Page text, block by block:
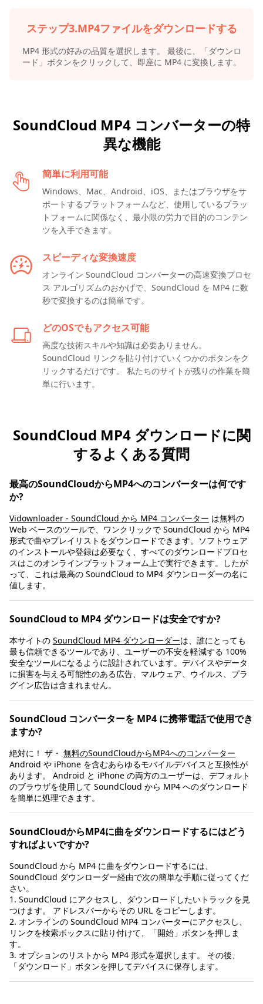
ステップ3.MP4ファイルをダウンロードする
MP4 形式の好みの品質を選択します。 最後に、「ダウンロ
ード」ボタンをクリックして、即座に MP4 に変換します。
SoundCloud MP4 コンバーターの特
異な機能
簡単に利用可能
Windows、Mac、Android、iOS、またはブラウザをサ
ポートするプラットフォームなど、使用しているプラ​​ッ
トフォームに関係なく、最小限の労力で目的のコンテン
ツを入手できます。
スピーディな変換速度
オンライン SoundCloud コンバーターの高速変換プロセ
ス アルゴリズムのおかげで、SoundCloud を MP4 に数
秒で変換するのは簡単です。
どのOSでもアクセス可能
高度な技術スキルや知識は必要ありません。
SoundCloud リンクを貼り付けていくつかのボタンをク
リックするだけです。 私たちのサイトが残りの作業を簡
単に行います。
SoundCloud MP4 ダウンロードに関
するよくある質問
最高のSoundCloudからMP4へのコンバーターは何です
か?
Vidownloader - SoundCloud から MP4 コンバーター は無料の
Web ベースのツールで、ワンクリックで SoundCloud から MP4
形式で曲やプレイリストをダウンロードできます。ソフトウェア
のインストールや登録は必要なく、すべてのダウンロードプロセ
スはこのオンラインプラットフォーム上で実行できます。したが
って、これは最高の SoundCloud to MP4 ダウンローダーの名に
値します。
SoundCloud to MP4 ダウンロードは安全ですか?
本サイトの SoundCloud MP4 ダウンローダーは、誰にとっても
最も信頼できるツールであり、ユーザーの不安を軽減する 100%
安全なツールになるように設計されています。デバイスやデータ
に損害を与える可能性のある広告、マルウェア、ウイルス、プラ
グイン広告は含まれません。
SoundCloud コンバーターを MP4 に携帯電話で使用でき
ますか?
絶対に！ ザ・ 無料のSoundCloudからMP4へのコンバーター
Android や iPhone を含むあらゆるモバイルデバイスと互換性が
あります。 Android と iPhone の両方のユーザーは、デフォルト
のブラウザを使用して SoundCloud から MP4 へのダウンロード
を簡単に処理できます。
SoundCloudからMP4に曲をダウンロードするにはどう
すればよいですか?
SoundCloud から MP4 に曲をダウンロードするには、
SoundCloud ダウンローダー経由で次の簡単な手順に従ってくだ
さい。
1. SoundCloud にアクセスし、ダウンロードしたいトラックを見
つけます。 アドレスバーからその URL をコピーします。
2. オンラインの SoundCloud MP4 コンバーターにアクセスし、
リンクを検索ボックスに貼り付けて、「開始」ボタンを押しま
す。
3. オプションのリストから MP4 形式を選択します。 その後、
「ダウンロード」ボタンを押してデバイスに保存します。